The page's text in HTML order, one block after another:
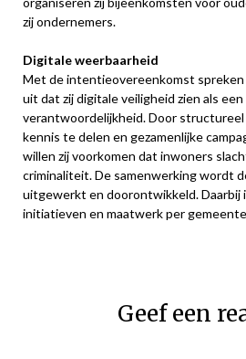
zij ondernemers.
Digitale weerbaarheid
Met de intentieovereenkomst
uit dat zij digitale veiligheid zien als
verantwoordelijkheid. Door structureel
kennis te delen en gezamenlijke
willen zij voorkomen dat inwoners
criminaliteit. De samenwerking wordt
uitgewerkt en doorontwikkeld. Daarbij
initiatieven en maatwerk per
Geef een